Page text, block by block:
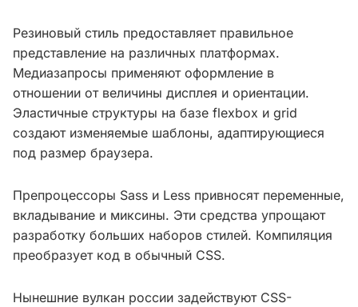
Резиновый стиль предоставляет правильное
представление на различных платформах.
Медиазапросы применяют оформление в
отношении от величины дисплея и ориентации.
Эластичные структуры на базе flexbox и grid
создают изменяемые шаблоны, адаптирующиеся
под размер браузера.
Препроцессоры Sass и Less привносят переменные,
вкладывание и миксины. Эти средства упрощают
разработку больших наборов стилей. Компиляция
преобразует код в обычный CSS.
Нынешние вулкан россии задействуют CSS-